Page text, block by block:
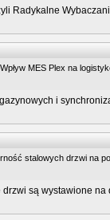
Radykalne
MES Plex na
i
stalowych drzwi na
są wystawione